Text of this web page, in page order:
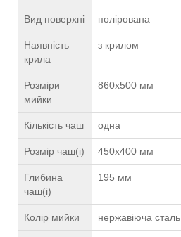
Вид поверхні полірована
Наявність
крила
з крилом
Розміри
мийки
860х500 мм
Кількість чаш одна
Розмір чаш(і) 450х400 мм
Глибина
чаш(і)
195 мм
Колір мийки нержавіюча сталь